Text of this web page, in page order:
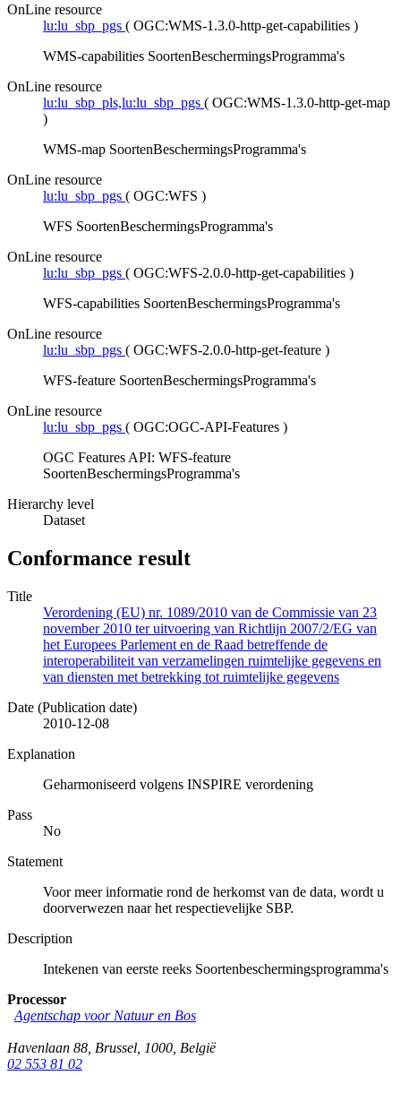
OnLine resource
lu:lu_sbp_pgs ( OGC:WMS-1.3.0-http-get-capabilities )
WMS-capabilities SoortenBeschermingsProgramma's
OnLine resource
lu:lu_sbp_pls,lu:lu_sbp_pgs ( OGC:WMS-1.3.0-http-get-map
)
WMS-map SoortenBeschermingsProgramma's
OnLine resource
lu:lu_sbp_pgs ( OGC:WFS )
WFS SoortenBeschermingsProgramma's
OnLine resource
lu:lu_sbp_pgs ( OGC:WFS-2.0.0-http-get-capabilities )
WFS-capabilities SoortenBeschermingsProgramma's
OnLine resource
lu:lu_sbp_pgs ( OGC:WFS-2.0.0-http-get-feature )
WFS-feature SoortenBeschermingsProgramma's
OnLine resource
lu:lu_sbp_pgs ( OGC:OGC-API-Features )
OGC Features API: WFS-feature
SoortenBeschermingsProgramma's
Hierarchy level
Dataset
Conformance result
Title
Verordening (EU) nr. 1089/2010 van de Commissie van 23
november 2010 ter uitvoering van Richtlijn 2007/2/EG van
het Europees Parlement en de Raad betreffende de
interoperabiliteit van verzamelingen ruimtelijke gegevens en
van diensten met betrekking tot ruimtelijke gegevens
Date (Publication date)
2010-12-08
Explanation
Geharmoniseerd volgens INSPIRE verordening
Pass
No
Statement
Voor meer informatie rond de herkomst van de data, wordt u
doorverwezen naar het respectievelijke SBP.
Description
Intekenen van eerste reeks Soortenbeschermingsprogramma's
Processor
Agentschap voor Natuur en Bos
Havenlaan 88 Brussel 1000 België
02 553 81 02